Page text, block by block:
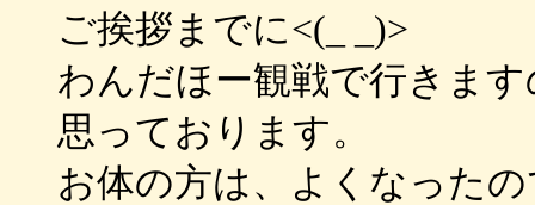
ご挨拶までに<(_ _)>
わんだほー観戦で行きま
思っております。
お体の方は、よくなった